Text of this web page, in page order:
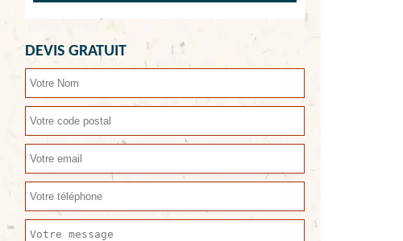
DEVIS GRATUIT